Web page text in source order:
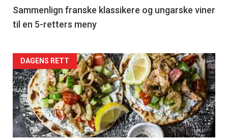
5
Sammenlign franske klassikere og ungarske viner
til en 5-retters meny
Forsiden
akkurat
nå
-
DAGENS RETT